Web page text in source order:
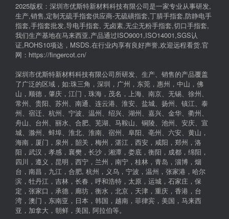
2025版权：深圳市优斯特新材料科技有限公司是一家专业从事研发,
生产,销售,定制无硫手指套供应商-无硫磺指套,丁腈手指套,防静电手
指套,手指套批发,导电手指套, 无卤素,无尘无粉手指套,切口手指套,
我们生产基地在马来西亚,产品通过ISO9001,ISO14001,SGS认
证,ROHS10项达，MSDS.在行业内享有良好声誉,欢迎远程看货.官
网：https://fingercot.cn/
深圳市优斯特新材料科技有限公司所研发、生产、销售的产品覆盖
了广泛的区域，如:珠三角，深圳，广州，东莞，惠州，中山，佛
山，顺德，肇庆，江门，珠海，茂名，上海、南京、无锡、徐州、
常州、贵阳、苏州、南通、连云港、淮安、盐城、扬州、镇江、泰
州、宿迁、杭州、宁波、温州、绍兴、湖州、嘉兴、金华、衢州、
舟山、台州、丽水、合肥、芜湖、马鞍山、铜陵、池州、安庆、宣
城、滁州、蚌埠、淮北、淮南、宿州、阜阳、亳州、六安、黄山，
海南，厦门，泉州，韶关，梅州，湛江，西安，咸阳，郑州，洛
阳，武汉，孝感，襄樊，长沙，湘潭，娄底，衡阳，成都，绵阳，
四川，遵义，昆明，西宁，兰州，南宁，桂林，青岛，淄博，烟
台，南昌，九江，合肥, 杭州，义乌，宁波，温州，张家港，哈尔
滨，牡丹江，吉林，长春，呼和浩特，太原，运城，石家庄，保
定，张家口，承德，廊坊，衡水，北京，天津，重庆，香港，台
湾，澳门，东南亚，日本，韩国，越南，菲律宾，美国，马来西
亚，加拿大，朝鲜，美国, 阿拉伯等。